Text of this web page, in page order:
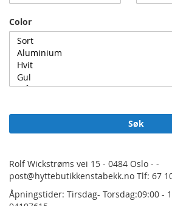
Color
Søk
Rolf Wickstrøms vei 15 - 0484 Oslo - -
post@hyttebutikkenstabekk.no Tlf: 67
Åpningstider: Tirsdag- Torsdag:09:00 -